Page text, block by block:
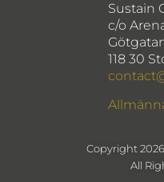
Sustain
c/o
118 30
Copyright
All